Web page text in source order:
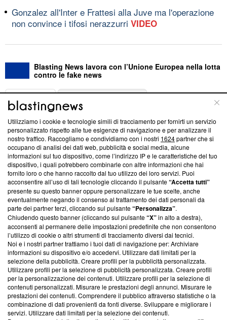
Gonzalez all'Inter e Frattesi alla Juve ma l'operazione
non convince i tifosi nerazzurri VIDEO
Blasting News lavora con l’Unione Europea nella lotta
contro le fake news
ABOUT
Questa sezione offre informazioni trasparenti su Blasting
News, sui nostri processi editoriali e su come ci impegniamo a
creare news di qualità. Inoltre, afferma la nostra aderenza a
‘Trust Project - News with Integrity’Blasting News non è
ancora membro del programma, ma ha richiesto di farne
parte; Trust Project non ha ancora effettuato una verifica di
conformità agli standard.
Su di noi
Team editoriale
Corporate
Redazione
Informativa Privacy
Cookie Policy
Blasting SA, IDI CHE-247.845.224, Via Carlo Frasca, 3 - 6900
Utilizziamo i cookie e tecnologie simili di tracciamento per fornirti un servizio
personalizzato rispetto alle tue esigenze di navigazione e per analizzare il
nostro traffico. Raccogliamo e condividiamo con i nostri 1624partner che si
occupano di analisi dei dati web, pubblicità e social media, alcune
informazioni sul tuo dispositivo, come l’indirizzo IP e le caratteristiche del tuo
dispositivo, i quali potrebbero combinarle con altre informazioni che hai
fornito loro o che hanno raccolto dal tuo utilizzo dei loro servizi. Puoi
acconsentire all’uso di tali tecnologie cliccando il pulsante“Accetta tutti”
presente su questo banner oppure personalizzare le tue scelte, anche
eventualmente negando il consenso al trattamento dei dati personali da
parte dei partner terzi, cliccando sul pulsante“Personalizza”.
Chiudendo questo banner (cliccando sul pulsante“X”in alto a destra),
acconsenti al permanere delle impostazioni predefinite che non consentono
l’utilizzo di cookie o altri strumenti di tracciamento diversi dai tecnici.
Noi e i nostri partner trattiamo i tuoi dati di navigazione per: Archiviare
informazioni su dispositivo e/o accedervi. Utilizzare dati limitati per la
selezione della pubblicità. Creare profili per la pubblicità personalizzata.
Utilizzare profili per la selezione di pubblicità personalizzata. Creare profili
per la personalizzazione dei contenuti. Utilizzare profili per la selezione di
contenuti personalizzati. Misurare le prestazioni degli annunci. Misurare le
prestazioni dei contenuti. Comprendere il pubblico attraverso statistiche o la
combinazione di dati provenienti da fonti diverse. Sviluppare e migliorare i
servizi. Utilizzare dati limitati per la selezione dei contenuti.